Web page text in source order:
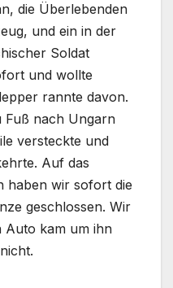
die Überlebenden
und ein in der
Soldat
und wollte
rannte davon.
Fuß nach Ungarn
versteckte und
Auf das
haben wir sofort die
geschlossen. Wir
Auto kam um ihn